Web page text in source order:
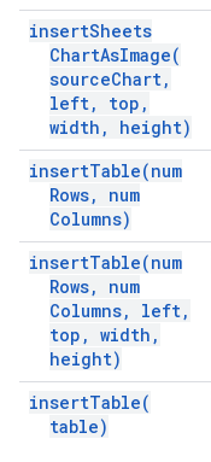
insertSheets
ChartAsImage(
sourceChart,
left, top ,
width , height)
insertTable(num
Rows,
num
Columns)
insertTable(num
Rows,
num
Columns, left,
top , width ,
height)
insertTable(
table)